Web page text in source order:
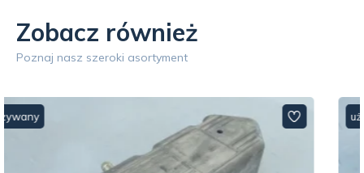
Zobacz również
Poznaj nasz szeroki asortyment
używany